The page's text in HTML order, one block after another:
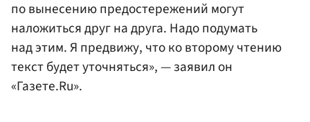
по вынесению предостережений могут
наложиться друг на друга. Надо подумать
над этим. Я предвижу, что ко второму чтению
текст будет уточняться», — заявил он
«Газете.Ru».